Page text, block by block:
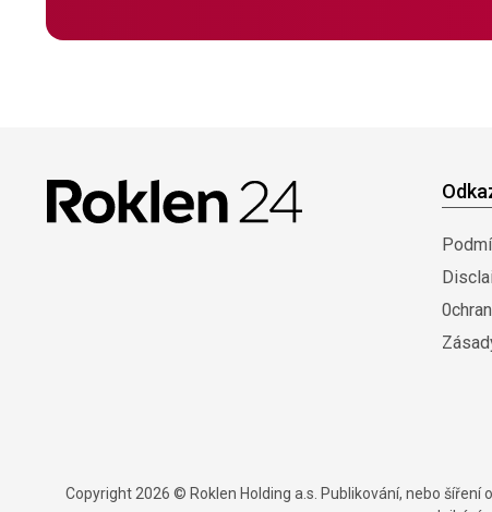
Copyright 2026 © Roklen Holding a.s. Publikování, nebo